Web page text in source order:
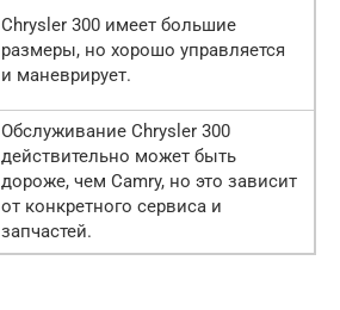
Chrysler 300 имеет большие
размеры, но хорошо управляется
и маневрирует.
Обслуживание Chrysler 300
действительно может быть
дороже, чем Camry, но это зависит
от конкретного сервиса и
запчастей.